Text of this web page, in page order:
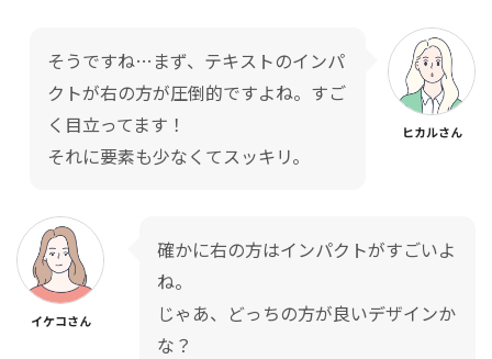
そうですね…まず、テキストのインパ
クトが右の方が圧倒的ですよね。すご
く目立ってます！
それに要素も少なくてスッキリ。
ヒカルさん
イケコさん
確かに右の方はインパクトがすごいよ
ね。
じゃあ、どっちの方が良いデザインか
な？